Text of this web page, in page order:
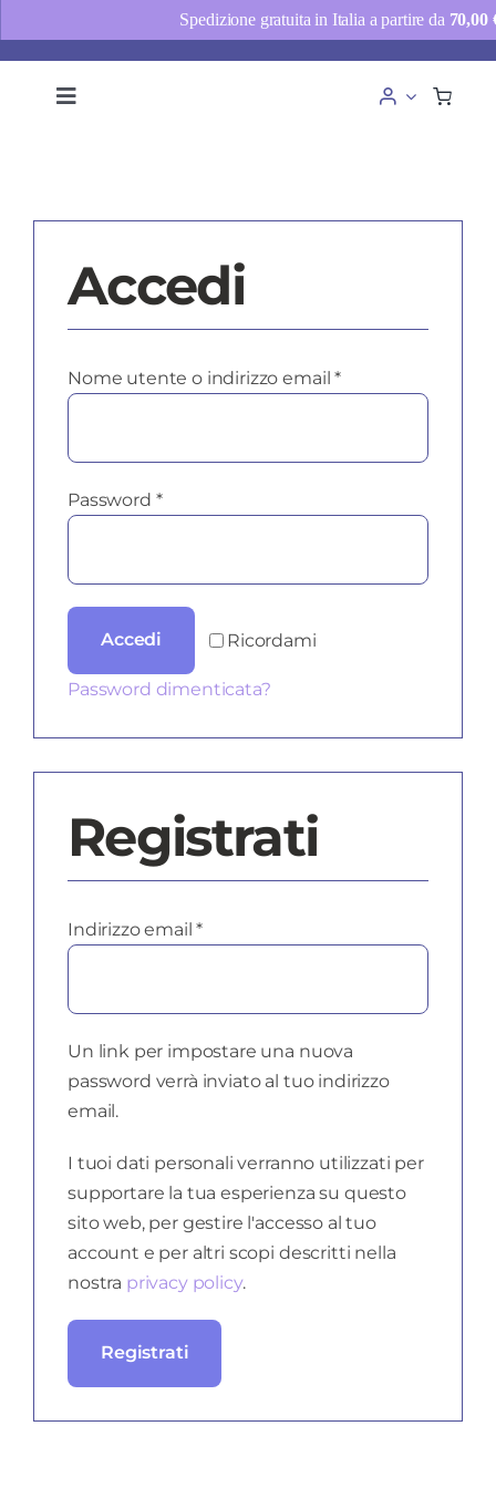
Toggle
News
Contatti
Accedi
Nome utente o indirizzo email*Richiesto
Password *Richiesto
Ricordami
Accedi
Password dimenticata?
Registrati
Indirizzo email*Richiesto
Un link per impostare una nuova
password verrà inviato al tuo indirizzo
email.
I tuoi dati personali verranno utilizzati per
supportare la tua esperienza su questo
sito web, per gestire l'accesso al tuo
account e per altri scopi descritti nella
nostra privacy policy.
Registrati
Spedizione gratuita in Italia a partire da 70,00